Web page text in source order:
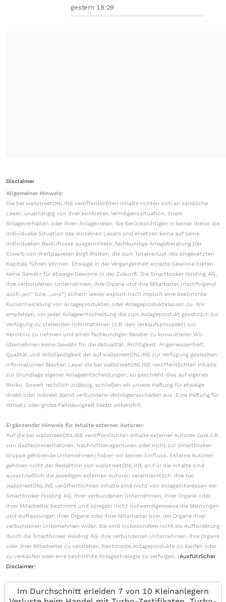
gestern 18:29
Disclaimer
Allgemeiner Hinweis:
Die bei wallstreetONLINE veröffentlichten Inhalte richten sich an sämtliche
Leser, unabhängig von ihrer konkreten Vermögenssituation, ihrem
Anlageverhalten oder ihren Anlagezielen. Sie berücksichtigen in keiner Weise die
individuelle Situation des einzelnen Lesers und ersetzen keine auf seine
individuellen Bedürfnisse ausgerichtete, fachkundige Anlageberatung.Der
Erwerb von Wertpapieren birgt Risiken, die zum Totalverlust des eingesetzten
Kapitals führen können. Etwaige in der Vergangenheit erzielte Gewinne bieten
keine Gewähr für etwaige Gewinne in der Zukunft. Die Smartbroker Holding AG,
ihre verbundenen Unternehmen, ihre Organe und ihre Mitarbeiter (nachfolgend
auch „wir“ bzw. „uns“) sichern weder explizit noch implizit eine bestimmte
Kursentwicklung von Anlageprodukten oder Anlageproduktklassen zu. Wir
empfehlen, vor jeder Anlageentscheidung die zum Anlageprodukt gesetzlich zur
Verfügung zu stellenden Informationen (z.B. den Verkaufsprospekt) zur
Kenntnis zu nehmen und einen fachkundigen Berater zu konsultieren.Wir
übernehmen keine Gewähr für die Aktualität, Richtigkeit, Angemessenheit,
Qualität und Vollständigkeit der auf wallstreetONLINE zur Verfügung gestellten
Informationen.Machen Leser die bei wallstreetONLINE veröffentlichten Inhalte
zur Grundlage eigener Anlageentscheidungen, so geschieht dies auf eigenes
Risiko. Soweit rechtlich zulässig, schließen wir unsere Haftung für etwaige
direkt oder indirekt damit verbundene Vermögensschäden aus. Eine Haftung für
Vorsatz oder grobe Fahrlässigkeit bleibt unberührt.
Ergänzender Hinweis für Inhalte externer Autoren:
Auf die bei wallstreetONLINE veröffentlichten Inhalte externer Autoren (wie z.B.
von Gastkommentatoren, Nachrichtenagenturen oder nicht zur Smartbroker-
Gruppe gehörende Unternehmen) haben wir keinen Einfluss. Externe Autoren
gehören nicht der Redaktion von wallstreetONLINE an.Für die Inhalte sind
ausschließlich die jeweiligen externen Autoren verantwortlich. Ihre bei
wallstreetONLINE veröffentlichten Inhalte sind nicht von Anlageinteressen der
Smartbroker Holding AG, ihrer verbundenen Unternehmen, ihrer Organe oder
ihrer Mitarbeiter bestimmt und spiegeln nicht notwendigerweise die Meinungen
und Auffassungen ihrer Organe oder ihrer Mitarbeiter bzw. der Organe ihrer
verbundenen Unternehmen wider. Sie sind insbesondere nicht als Aufforderung
durch die Smartbroker Holding AG, ihre verbundenen Unternehmen, ihre Organe
oder ihrer Mitarbeiter zu verstehen, bestimmte Anlageprodukte zu kaufen oder
zu verkaufen oder eine bestimmte Anlagestrategie zu verfolgen. (Ausführlicher
Disclaimer)
Im Durchschnitt erleiden 7 von 10 Kleinanlegern